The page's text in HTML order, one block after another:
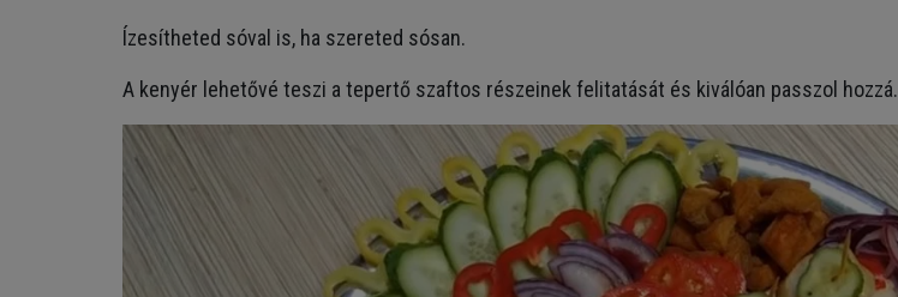
Ízesítheted sóval is, ha szereted sósan.
A kenyér lehetővé teszi a tepertő szaftos részeinek felitatását és kiválóan passzol hozzá.